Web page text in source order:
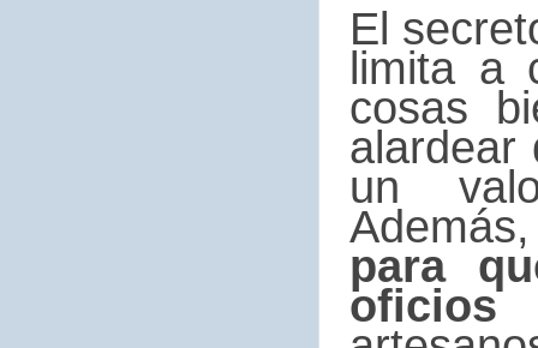
El
limita a
cosas
alardear
un
para
oficios